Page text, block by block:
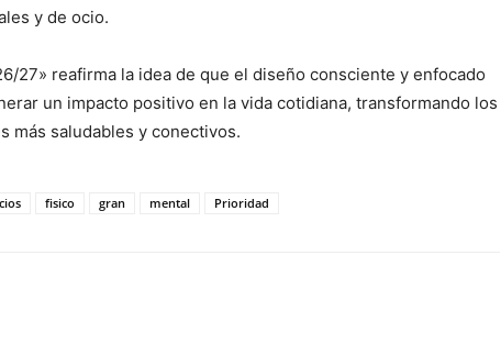
y de ocio.
27» reafirma la idea de que el diseño consciente y enfocado
un impacto positivo en la vida cotidiana, transformando los
más saludables y conectivos.
fisico gran mental Prioridad